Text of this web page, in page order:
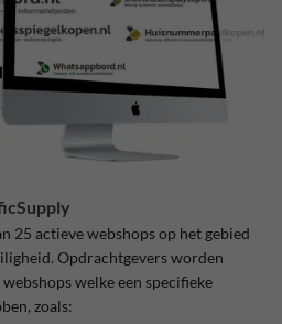
25 actieve webshops op het gebied
Opdrachtgevers worden
welke een specifieke
zoals: